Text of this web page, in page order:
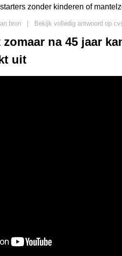
zonder kinderen of
bron Bekijk volledig antwoord op
na 45 jaar
uit